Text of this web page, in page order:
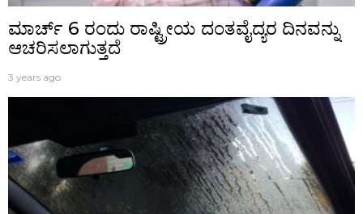
ಮಾರ್ಚ್ 6 ರಂದು ರಾಷ್ಟ್ರೀಯ ದಂತವೈದ್ಯರ ದಿನವನ್ನು
ಆಚರಿಸಲಾಗುತ್ತದೆ
3 years ago